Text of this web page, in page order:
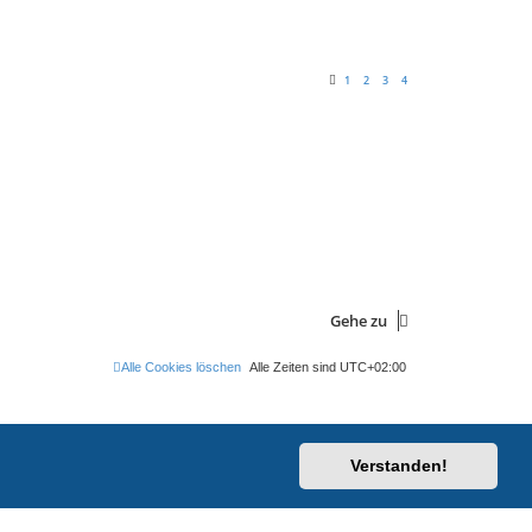
Verstanden!
1 2 3 4
Gehe zu
Alle Zeiten sind UTC+02:00
Alle Cookies löschen